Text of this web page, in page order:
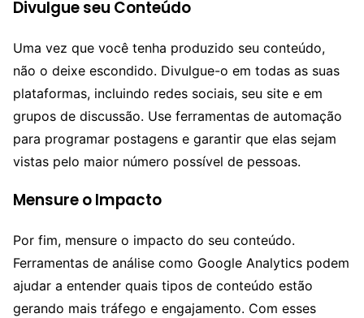
Divulgue seu Conteúdo
Uma vez que você tenha produzido seu conteúdo,
não o deixe escondido. Divulgue-o em todas as suas
plataformas, incluindo redes sociais, seu site e em
grupos de discussão. Use ferramentas de automação
para programar postagens e garantir que elas sejam
vistas pelo maior número possível de pessoas.
Mensure o Impacto
Por fim, mensure o impacto do seu conteúdo.
Ferramentas de análise como Google Analytics podem
ajudar a entender quais tipos de conteúdo estão
gerando mais tráfego e engajamento. Com esses